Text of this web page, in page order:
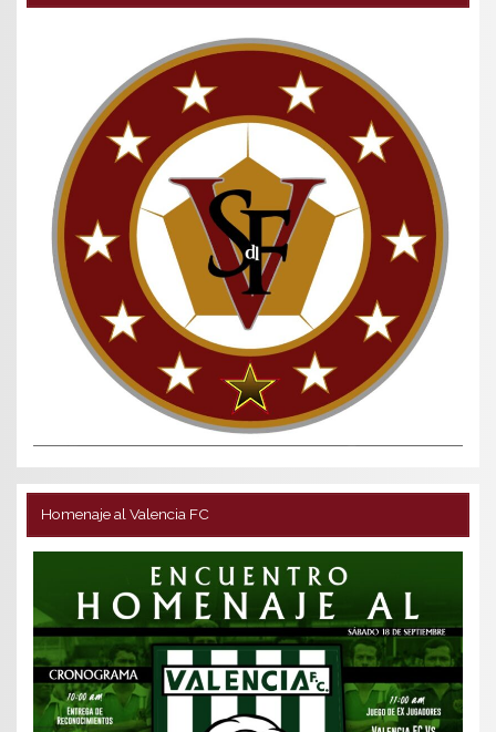
Homenaje al Valencia FC